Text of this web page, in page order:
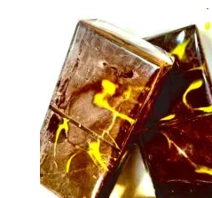
original
era:
70,00 €.
actual
es:
55,00 €.